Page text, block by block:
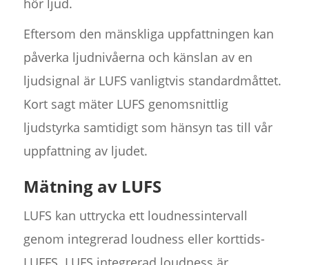
hör ljud.
Eftersom den mänskliga uppfattningen kan
påverka ljudnivåerna och känslan av en
ljudsignal är LUFS vanligtvis standardmåttet.
Kort sagt mäter LUFS genomsnittlig
ljudstyrka samtidigt som hänsyn tas till vår
uppfattning av ljudet.
Mätning av LUFS
LUFS kan uttrycka ett loudnessintervall
genom integrerad loudness eller korttids-